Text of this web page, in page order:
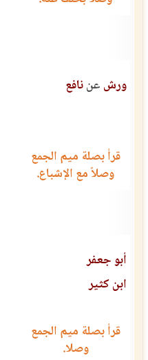
ورش عننافع
قرأ بصلة ميم الجمع
وصلاً مع الإشباع.
أبو جعفر
ابن كثير
قرأ بصلة ميم الجمع
وصلا.